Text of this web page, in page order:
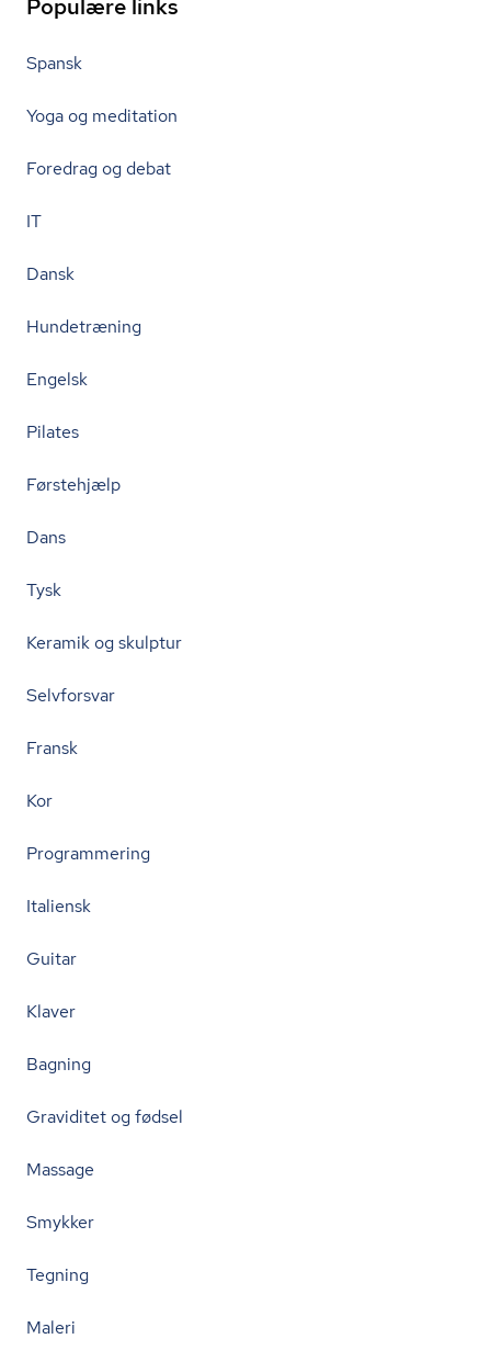
Populære links
Spansk
Yoga og meditation
Foredrag og debat
IT
Dansk
Hundetræning
Engelsk
Pilates
Førstehjælp
Dans
Tysk
Keramik og skulptur
Selvforsvar
Fransk
Kor
Programmering
Italiensk
Guitar
Klaver
Bagning
Graviditet og fødsel
Massage
Smykker
Tegning
Maleri